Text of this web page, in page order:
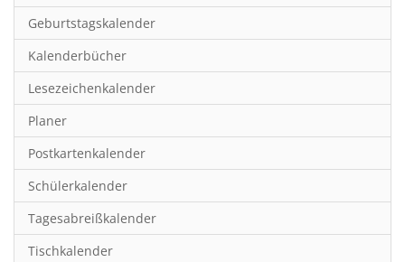
Fotokunst
Frauen
Fußball
Geburtstagskalender
Hobby & Basteln
Humor & Cartoon
Inpiration & Entspannung
Inspiration & Entspannung
Geburtstagskalender
Kalenderbücher
Lesezeichenkalender
Planer
Postkartenkalender
Schülerkalender
Tagesabreißkalender
Tischkalender